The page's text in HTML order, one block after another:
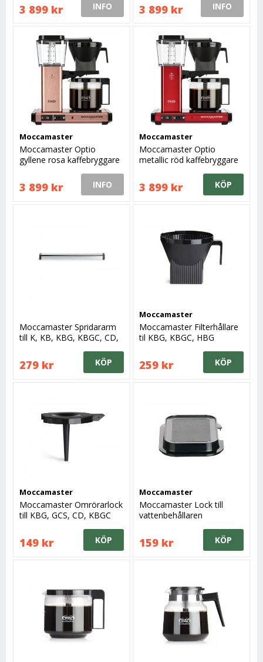
3 899 kr INFO 3 899 kr INFO
Moccamaster
Moccamaster Optio
gyllene rosa kaffebryggare
3 899 kr INFO
Moccamaster
Moccamaster Optio
metallic röd kaffebryggare
3 899 kr KÖP
Moccamaster Spridararm
till K, KB, KBG, KBGC, CD,
279 kr KÖP
Moccamaster
Moccamaster Filterhållare
til KBG, KBGC, HBG
259 kr KÖP
Moccamaster
Moccamaster Omrörarlock
till KBG, GCS, CD, KBGC
149 kr KÖP
Moccamaster
Moccamaster Lock till
vattenbehållaren
159 kr KÖP